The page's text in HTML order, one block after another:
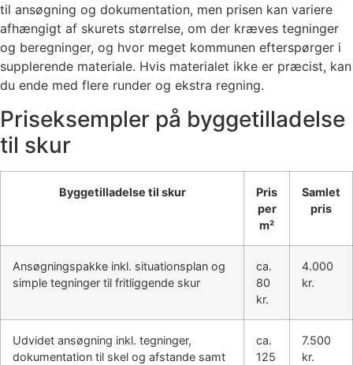
til ansøgning og dokumentation, men prisen kan variere
afhængigt af skurets størrelse, om der kræves tegninger
og beregninger, og hvor meget kommunen efterspørger i
supplerende materiale. Hvis materialet ikke er præcist, kan
du ende med flere runder og ekstra regning.
Priseksempler på byggetilladelse
til skur
Byggetilladelse til skur
Pris
per
m²
Samlet
pris
Ansøgningspakke inkl. situationsplan og
simple tegninger til fritliggende skur
ca.
80
kr.
4.000
kr.
Udvidet ansøgning inkl. tegninger,
dokumentation til skel og afstande samt
ca.
125
7.500
kr.